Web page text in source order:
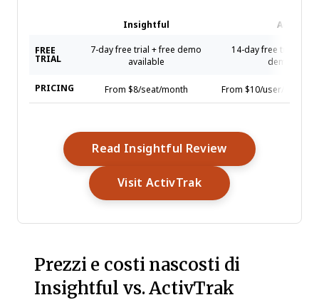
Insightful
FREE
TRIAL
7-day free trial + free demo
available
14-day free trial +
demo
PRICING From $8/seat/month From $10/user/month
Read Insightful ReviewOpens New
Visit ActivTrakOpens New Window
Prezzi e costi nascosti di
Insightful vs. ActivTrak